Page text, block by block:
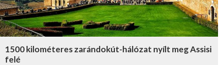
1500 kilométeres zarándokút-hálózat nyílt meg Assisi
felé